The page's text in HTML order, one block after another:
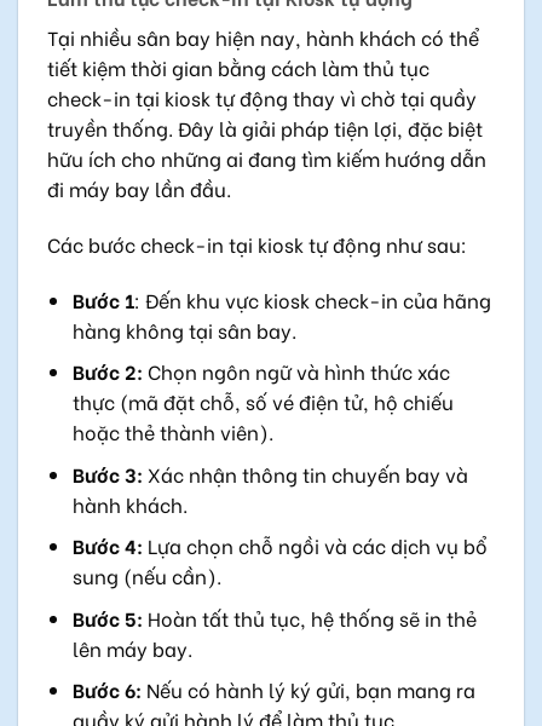
Tại nhiều sân bay hiện nay, hành khách có thể
tiết kiệm thời gian bằng cách làm thủ tục
check-in tại kiosk tự động thay vì chờ tại quầy
truyền thống. Đây là giải pháp tiện lợi, đặc biệt
hữu ích cho những ai đang tìm kiếm hướng dẫn
đi máy bay lần đầu.
Các bước check-in tại kiosk tự động như sau:
Bước 1: Đến khu vực kiosk check-in của hãng
hàng không tại sân bay.
Bước 2: Chọn ngôn ngữ và hình thức xác
thực (mã đặt chỗ, số vé điện tử, hộ chiếu
hoặc thẻ thành viên).
Bước 3: Xác nhận thông tin chuyến bay và
hành khách.
Bước 4: Lựa chọn chỗ ngồi và các dịch vụ bổ
sung (nếu cần).
Bước 5: Hoàn tất thủ tục, hệ thống sẽ in thẻ
lên máy bay.
Bước 6: Nếu có hành lý ký gửi, bạn mang ra
quầy ký gửi hành lý để làm thủ tục.